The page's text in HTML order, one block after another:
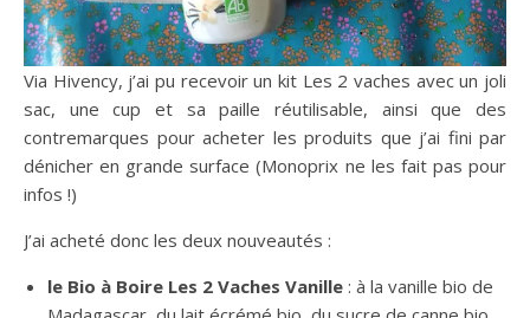
Via Hivency, j’ai pu recevoir un kit Les 2 vaches avec un joli
sac, une cup et sa paille réutilisable, ainsi que des
contremarques pour acheter les produits que j’ai fini par
dénicher en grande surface (Monoprix ne les fait pas pour
infos !)
J’ai acheté donc les deux nouveautés :
le Bio à Boire Les 2 Vaches Vanille : à la vanille bio de